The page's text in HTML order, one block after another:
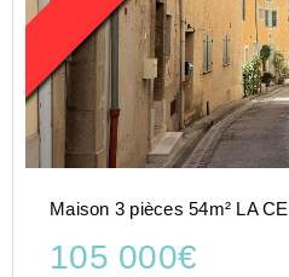
Maison 3 pièces 54m² LA
105 000€